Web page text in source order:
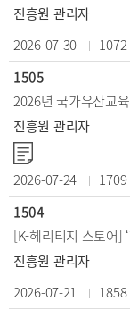
진흥원 관리자
2026-07-30
1072
1505
진흥원 관리자
2026-07-24
1709
1504
진흥원 관리자
2026-07-21
1858